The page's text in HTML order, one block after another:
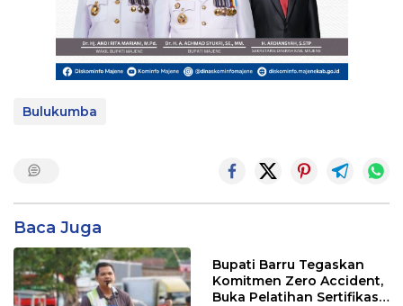
Bulukumba
Baca Juga
Bupati Barru Tegaskan
Komitmen Zero Accident,
Buka Pelatihan Sertifikasi